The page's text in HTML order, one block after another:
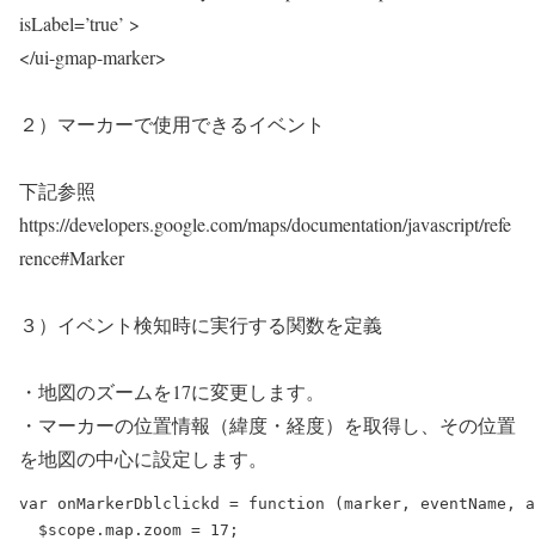
isLabel=’true’ >
</ui-gmap-marker>
２）マーカーで使用できるイベント
下記参照
https://developers.google.com/maps/documentation/javascript/refe
rence#Marker
３）イベント検知時に実行する関数を定義
・地図のズームを17に変更します。
・マーカーの位置情報（緯度・経度）を取得し、その位置
を地図の中心に設定します。
var onMarkerDblclickd = function (marker, eventName,
  $scope.map.zoom = 17;